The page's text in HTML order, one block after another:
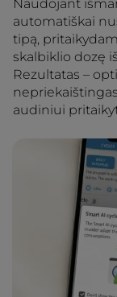
Naudojant
automatiškai
tipą,
skalbiklio dozę
Rezultatas –
audiniui